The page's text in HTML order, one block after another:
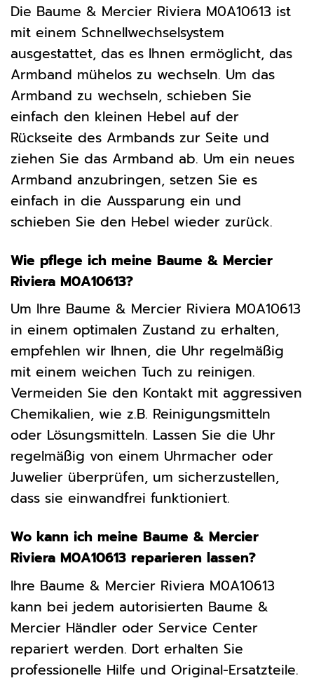
Die Baume & Mercier Riviera M0A10613 ist
mit einem Schnellwechselsystem
ausgestattet, das es Ihnen ermöglicht, das
Armband mühelos zu wechseln. Um das
Armband zu wechseln, schieben Sie
einfach den kleinen Hebel auf der
Rückseite des Armbands zur Seite und
ziehen Sie das Armband ab. Um ein neues
Armband anzubringen, setzen Sie es
einfach in die Aussparung ein und
schieben Sie den Hebel wieder zurück.
Wie pflege ich meine Baume & Mercier
Riviera M0A10613?
Um Ihre Baume & Mercier Riviera M0A10613
in einem optimalen Zustand zu erhalten,
empfehlen wir Ihnen, die Uhr regelmäßig
mit einem weichen Tuch zu reinigen.
Vermeiden Sie den Kontakt mit aggressiven
Chemikalien, wie z.B. Reinigungsmitteln
oder Lösungsmitteln. Lassen Sie die Uhr
regelmäßig von einem Uhrmacher oder
Juwelier überprüfen, um sicherzustellen,
dass sie einwandfrei funktioniert.
Wo kann ich meine Baume & Mercier
Riviera M0A10613 reparieren lassen?
Ihre Baume & Mercier Riviera M0A10613
kann bei jedem autorisierten Baume &
Mercier Händler oder Service Center
repariert werden. Dort erhalten Sie
professionelle Hilfe und Original-Ersatzteile.